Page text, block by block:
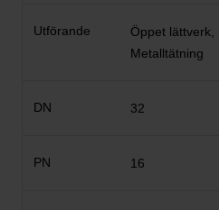
Öppet lättverk,
Metalltätning
32
16